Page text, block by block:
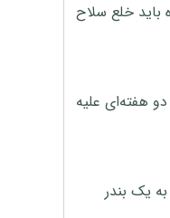
خلع سلاح
هفته‌ای علیه
به یک بندر